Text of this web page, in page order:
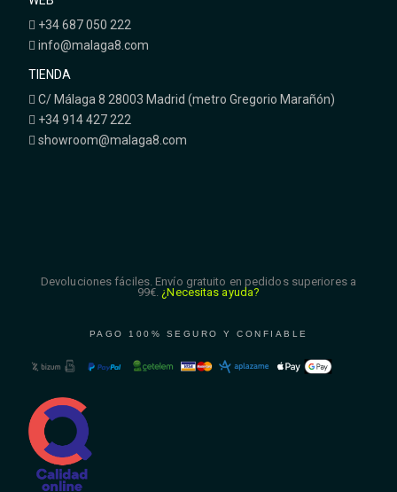
+34 687 050 222
info@malaga8.com
TIENDA
C/ Málaga 8 28003 Madrid (metro Gregorio Marañón)
+34 914 427 222
showroom@malaga8.com
Devoluciones fáciles. Envío gratuito en pedidos superiores a
99€. ¿Necesitas ayuda?
PAGO 100% SEGURO Y CONFIABLE